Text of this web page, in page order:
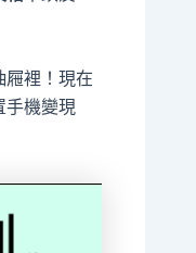
屜裡！現在
手機變現